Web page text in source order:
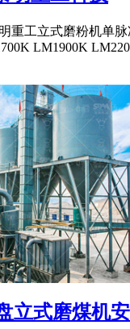
重工立式磨粉机单
LM1900K
立式磨煤机